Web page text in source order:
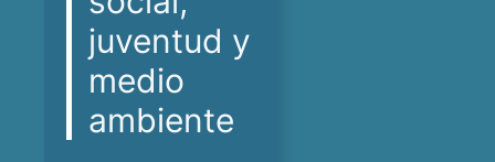
juventud y
medio
ambiente